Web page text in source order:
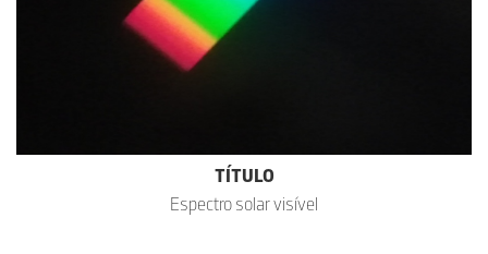
TÍTULO
Espectro solar visível